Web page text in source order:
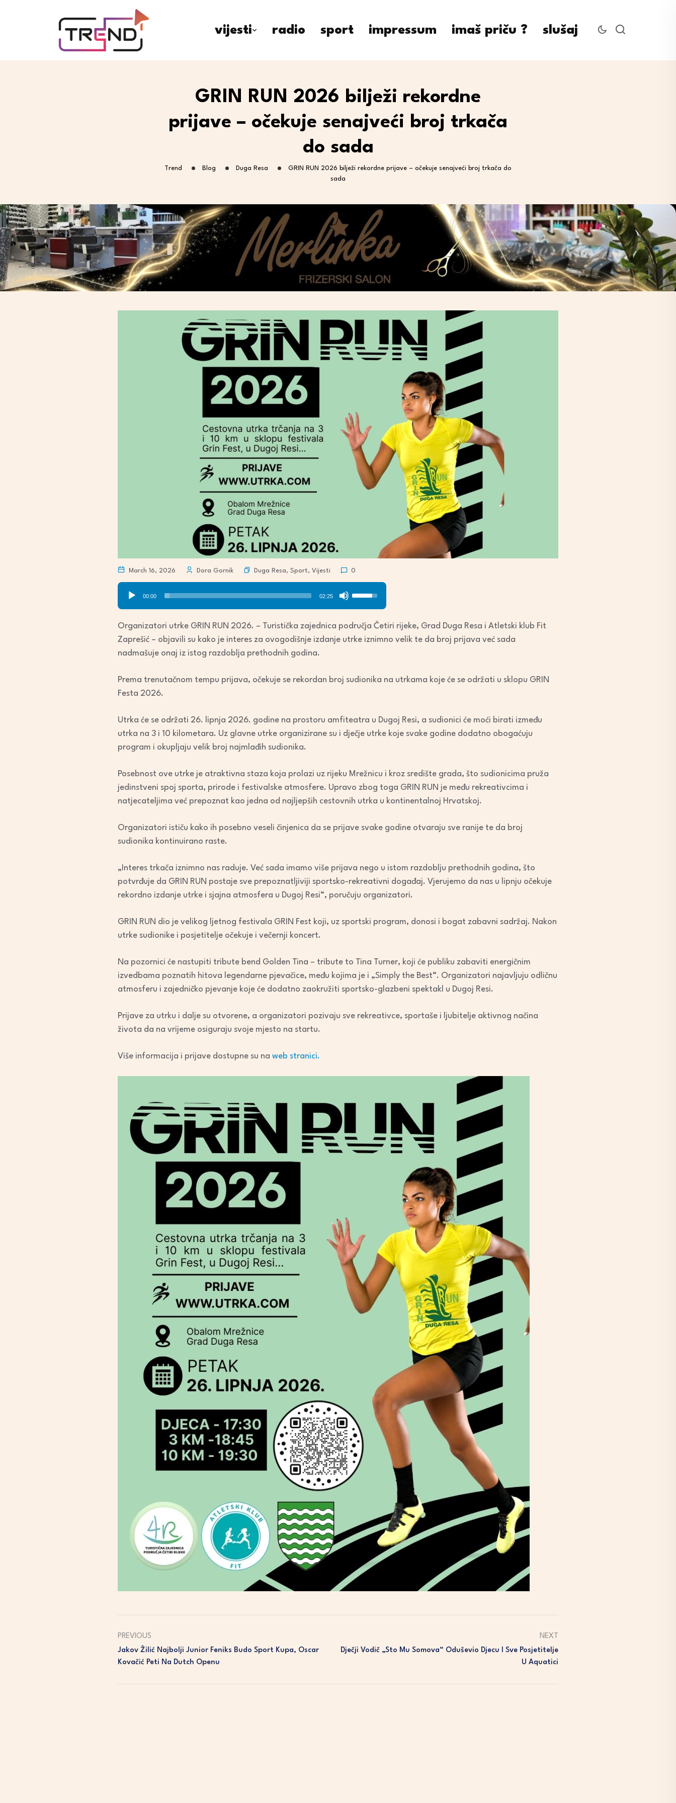
vijesti radio sport impressum imaš priču ? slušaj
GRIN RUN 2026 bilježi rekordne
prijave – očekuje senajveći broj trkača
do sada
Trend Blog Duga Resa
GRIN RUN 2026 bilježi rekordne prijave – očekuje senajveći broj trkača do
sada
March 16, 2026 Dora Gornik Duga Resa, Sport, Vijesti 0
Audio
Player
00:00 02:25
Use
Up/Down
keys
or
Organizatori utrke GRIN RUN 2026. – Turistička zajednica područja Četiri rijeke, Grad Duga Resa i Atletski klub Fit
Zaprešić – objavili su kako je interes za ovogodišnje izdanje utrke iznimno velik te da broj prijava već sada
nadmašuje onaj iz istog razdoblja prethodnih godina.
Prema trenutačnom tempu prijava, očekuje se rekordan broj sudionika na utrkama koje će se održati u sklopu GRIN
Festa 2026.
Utrka će se održati 26. lipnja 2026. godine na prostoru amfiteatra u Dugoj Resi, a sudionici će moći birati između
utrka na 3 i 10 kilometara. Uz glavne utrke organizirane su i dječje utrke koje svake godine dodatno obogaćuju
program i okupljaju velik broj najmlađih sudionika.
Posebnost ove utrke je atraktivna staza koja prolazi uz rijeku Mrežnicu i kroz središte grada, što sudionicima pruža
jedinstveni spoj sporta, prirode i festivalske atmosfere. Upravo zbog toga GRIN RUN je među rekreativcima i
natjecateljima već prepoznat kao jedna od najljepših cestovnih utrka u kontinentalnoj Hrvatskoj.
Organizatori ističu kako ih posebno veseli činjenica da se prijave svake godine otvaraju sve ranije te da broj
sudionika kontinuirano raste.
„Interes trkača iznimno nas raduje. Već sada imamo više prijava nego u istom razdoblju prethodnih godina, što
potvrđuje da GRIN RUN postaje sve prepoznatljiviji sportsko-rekreativni događaj. Vjerujemo da nas u lipnju očekuje
rekordno izdanje utrke i sjajna atmosfera u Dugoj Resi“, poručuju organizatori.
GRIN RUN dio je velikog ljetnog festivala GRIN Fest koji, uz sportski program, donosi i bogat zabavni sadržaj. Nakon
utrke sudionike i posjetitelje očekuje i večernji koncert.
Na pozornici će nastupiti tribute bend Golden Tina – tribute to Tina Turner, koji će publiku zabaviti energičnim
izvedbama poznatih hitova legendarne pjevačice, među kojima je i „Simply the Best“. Organizatori najavljuju odličnu
atmosferu i zajedničko pjevanje koje će dodatno zaokružiti sportsko-glazbeni spektakl u Dugoj Resi.
Prijave za utrku i dalje su otvorene, a organizatori pozivaju sve rekreativce, sportaše i ljubitelje aktivnog načina
života da na vrijeme osiguraju svoje mjesto na startu.
Više informacija i prijave dostupne su na web stranici.
PREVIOUS
Jakov Žilić Najbolji Junior Feniks Budo Sport Kupa, Oscar
Kovačić Peti Na Dutch Openu
NEXT
Dječji Vodič „Sto Mu Somova“ Oduševio Djecu I Sve Posjetitelje
U Aquatici